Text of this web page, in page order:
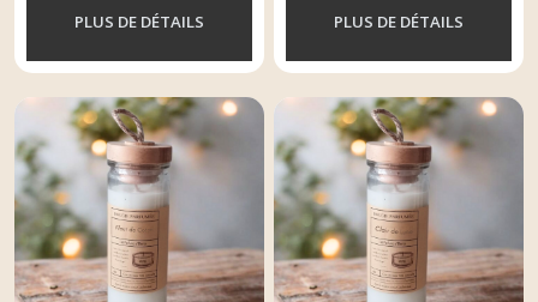
PLUS DE DÉTAILS PLUS DE DÉTAILS